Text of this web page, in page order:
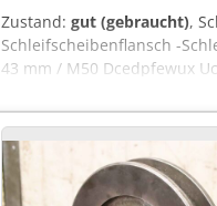
Zustand: gut (gebraucht),
Schleifscheibenflansch -
43 mm / M50 Dcedpfewux